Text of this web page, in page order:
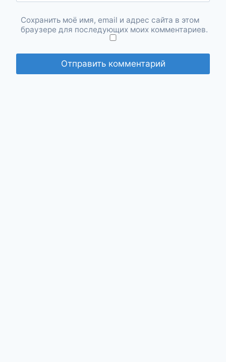
Сохранить моё имя, email и адрес сайта в этом
браузере для последующих моих комментариев.